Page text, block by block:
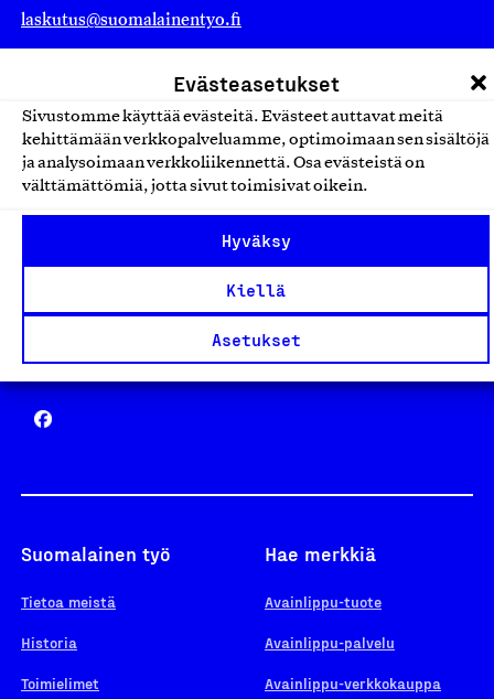
Evästeasetukset
Sivustomme käyttää evästeitä. Evästeet auttavat meitä
kehittämään verkkopalveluamme, optimoimaan sen sisältöjä
ja analysoimaan verkkoliikennettä. Osa evästeistä on
välttämättömiä, jotta sivut toimisivat oikein.
Hyväksy
Kiellä
Asetukset
laskutus@suomalainentyo.fi
Avainlippu
Yhteiskunnallinen Yritys -merkki
Suomalainen työ
Tietoa meistä
Historia
Toimielimet
Hae merkkiä
Avainlippu-tuote
Avainlippu-palvelu
Avainlippu-verkkokauppa